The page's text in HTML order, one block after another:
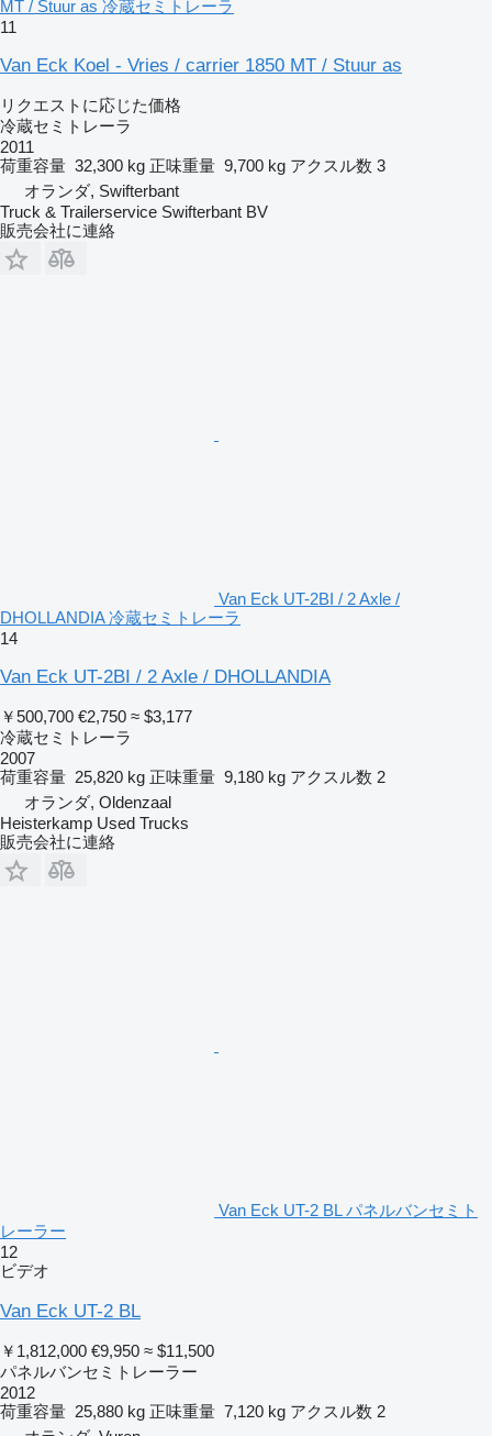
MT / Stuur as 冷蔵セミトレーラ
11
Van Eck Koel - Vries / carrier 1850 MT / Stuur as
リクエストに応じた価格
冷蔵セミトレーラ
2011
荷重容量 32,300 kg 正味重量 9,700 kg アクスル数 3
オランダ, Swifterbant
Truck & Trailerservice Swifterbant BV
販売会社に連絡
Van Eck UT-2BI / 2 Axle /
DHOLLANDIA 冷蔵セミトレーラ
14
Van Eck UT-2BI / 2 Axle / DHOLLANDIA
￥500,700 €2,750 ≈ $3,177
冷蔵セミトレーラ
2007
荷重容量 25,820 kg 正味重量 9,180 kg アクスル数 2
オランダ, Oldenzaal
Heisterkamp Used Trucks
販売会社に連絡
Van Eck UT-2 BL パネルバンセミト
レーラー
12
ビデオ
Van Eck UT-2 BL
￥1,812,000 €9,950 ≈ $11,500
パネルバンセミトレーラー
2012
荷重容量 25,880 kg 正味重量 7,120 kg アクスル数 2